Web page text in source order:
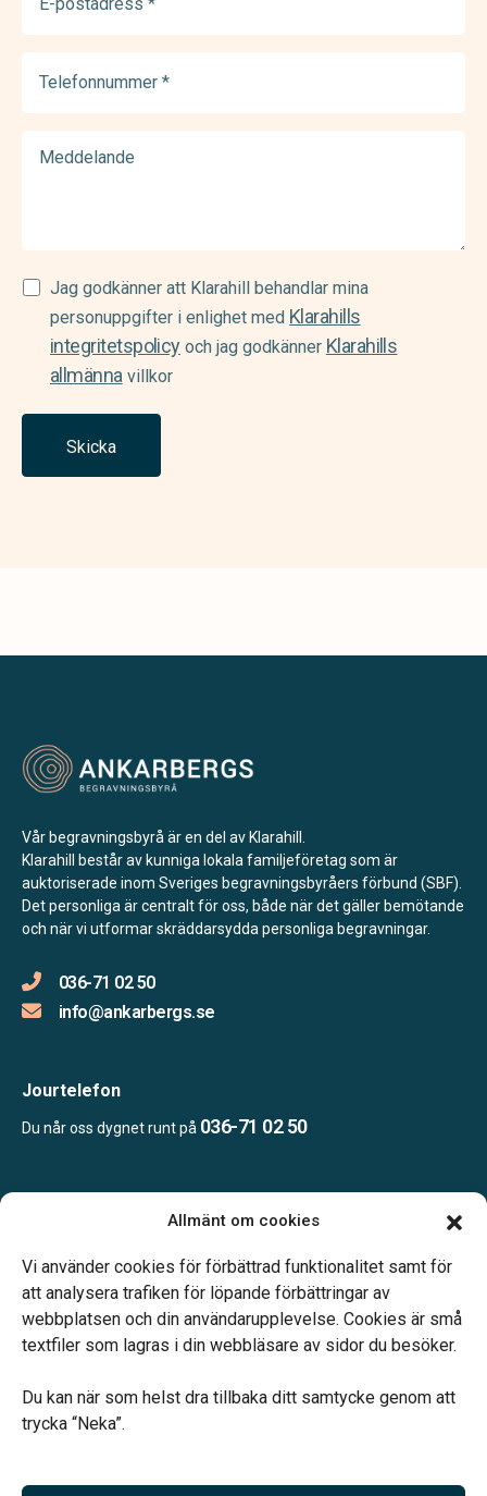
Allmänt om cookies
Vi använder cookies för förbättrad funktionalitet samt för
att analysera trafiken för löpande förbättringar av
webbplatsen och din användarupplevelse. Cookies är små
textfiler som lagras i din webbläsare av sidor du besöker.
Du kan när som helst dra tillbaka ditt samtycke genom att
trycka “Neka”.
postadress
(Required)
Samtycke
(Required)
Jag godkänner att Klarahill behandlar mina
personuppgifter i enlighet med Klarahills
integritetspolicyoch jag godkänner Klarahills
allmännavillkor
Skicka
Vår begravningsbyrå är en del av Klarahill.
Klarahill består av kunniga lokala familjeföretag som är
auktoriserade inom Sveriges begravningsbyråers förbund (SBF).
Det personliga är centralt för oss, både när det gäller bemötande
och när vi utformar skräddarsydda personliga begravningar.
036-71 02 50
info@ankarbergs.se
Jourtelefon
Du når oss dygnet runt på 036-71 02 50
Telefonjour dygnet runt.
Vårt systerbolag Verahill hjälper dig med familjejuridiken –